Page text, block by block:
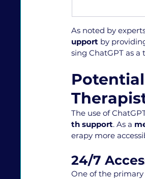
As noted by
upport by
sing ChatGPT as
Potential
The use of
th support. As a
erapy more
24/7
One of the